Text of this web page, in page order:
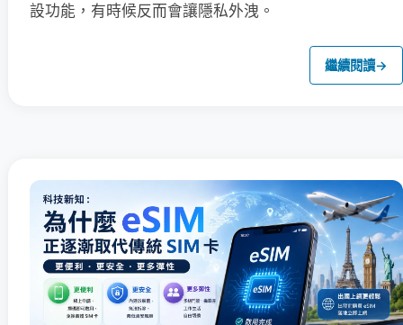
設功能，有時候反而會讓隱私外洩。
繼續閱讀→